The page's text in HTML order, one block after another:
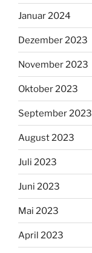
Januar 2024
Dezember 2023
November 2023
Oktober 2023
September 2023
August 2023
Juli 2023
Juni 2023
Mai 2023
April 2023